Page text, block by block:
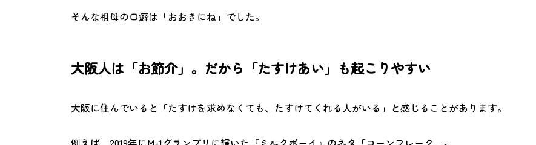
そんな祖母の口癖は「おおきにね」でした。
大阪人は「お節介」。だから「たすけあい」も起こりやすい
大阪に住んでいると「たすけを求めなくても、たすけてくれる人がいる」と感じることがあります。